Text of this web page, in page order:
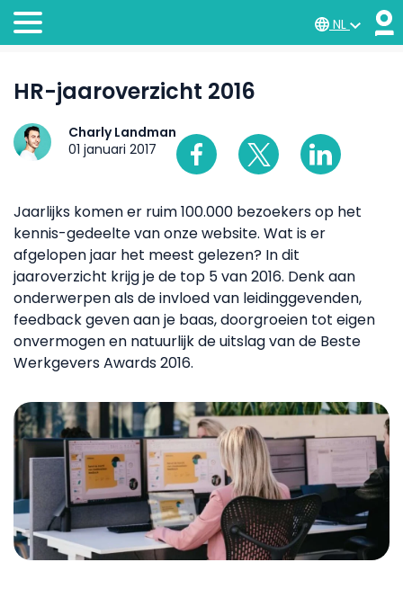
NL
HR-jaaroverzicht 2016
Charly Landman
01 januari 2017
Jaarlijks komen er ruim 100.000 bezoekers op het
kennis-gedeelte van onze website. Wat is er
afgelopen jaar het meest gelezen? In dit
jaaroverzicht krijg je de top 5 van 2016. Denk aan
onderwerpen als de invloed van leidinggevenden,
feedback geven aan je baas, doorgroeien tot eigen
onvermogen en natuurlijk de uitslag van de Beste
Werkgevers Awards 2016.